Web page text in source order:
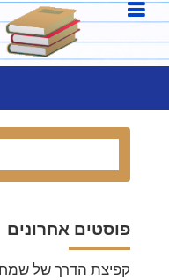
פוסטים אחרונים
קפיצת הדרך של